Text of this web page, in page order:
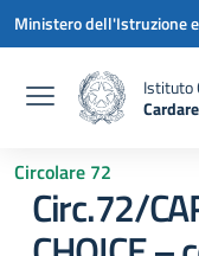
Vai ai contenuti
Vai al menu di
Vai al footer
Ministero dell'Istruzione
Istituto
Circolare 72
Circ.72/